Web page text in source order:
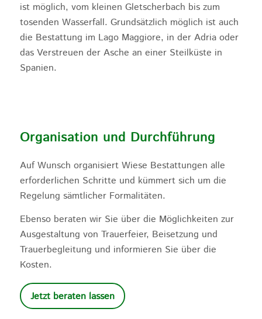
ist möglich, vom kleinen Gletscherbach bis zum
tosenden Wasserfall. Grundsätzlich möglich ist auch
die Bestattung im Lago Maggiore, in der Adria oder
das Verstreuen der Asche an einer Steilküste in
Spanien.
Organisation und Durchführung
Auf Wunsch organisiert Wiese Bestattungen alle
erforderlichen Schritte und kümmert sich um die
Regelung sämtlicher Formalitäten.
Ebenso beraten wir Sie über die Möglichkeiten zur
Ausgestaltung von Trauerfeier, Beisetzung und
Trauerbegleitung und informieren Sie über die
Kosten.
Jetzt beraten lassen